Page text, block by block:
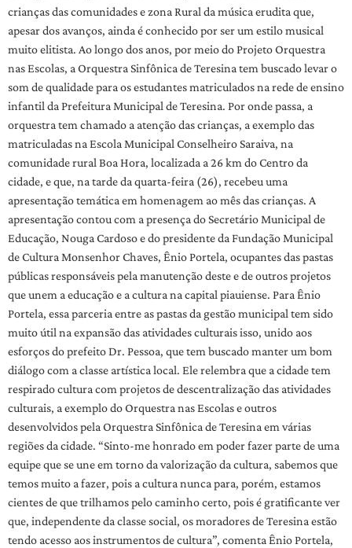
crianças das comunidades e zona Rural da música erudita que,
apesar dos avanços, ainda é conhecido por ser um estilo musical
muito elitista. Ao longo dos anos, por meio do Projeto Orquestra
nas Escolas, a Orquestra Sinfônica de Teresina tem buscado levar o
som de qualidade para os estudantes matriculados na rede de ensino
infantil da Prefeitura Municipal de Teresina. Por onde passa, a
orquestra tem chamado a atenção das crianças, a exemplo das
matriculadas na Escola Municipal Conselheiro Saraiva, na
comunidade rural Boa Hora, localizada a 26 km do Centro da
cidade, e que, na tarde da quarta-feira (26), recebeu uma
apresentação temática em homenagem ao mês das crianças. A
apresentação contou com a presença do Secretário Municipal de
Educação, Nouga Cardoso e do presidente da Fundação Municipal
de Cultura Monsenhor Chaves, Ênio Portela, ocupantes das pastas
públicas responsáveis pela manutenção deste e de outros projetos
que unem a educação e a cultura na capital piauiense. Para Ênio
Portela, essa parceria entre as pastas da gestão municipal tem sido
muito útil na expansão das atividades culturais isso, unido aos
esforços do prefeito Dr. Pessoa, que tem buscado manter um bom
diálogo com a classe artística local. Ele relembra que a cidade tem
respirado cultura com projetos de descentralização das atividades
culturais, a exemplo do Orquestra nas Escolas e outros
desenvolvidos pela Orquestra Sinfônica de Teresina em várias
regiões da cidade. “Sinto-me honrado em poder fazer parte de uma
equipe que se une em torno da valorização da cultura, sabemos que
temos muito a fazer, pois a cultura nunca para, porém, estamos
cientes de que trilhamos pelo caminho certo, pois é gratificante ver
que, independente da classe social, os moradores de Teresina estão
tendo acesso aos instrumentos de cultura”, comenta Ênio Portela,